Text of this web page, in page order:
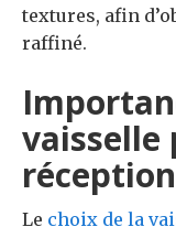
textures, afin
raffiné.
vaisselle
Le choix de la